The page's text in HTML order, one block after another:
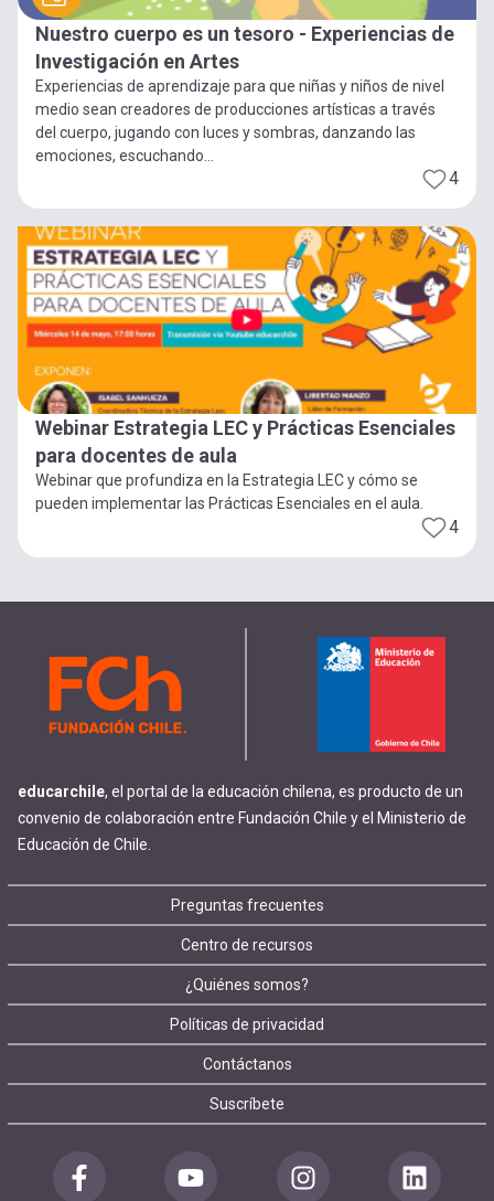
Nuestro cuerpo es un tesoro - Experiencias de
Investigación en Artes
Experiencias de aprendizaje para que niñas y niños de nivel
medio sean creadores de producciones artísticas a través
del cuerpo, jugando con luces y sombras, danzando las
emociones, escuchando...
4
Webinar Estrategia LEC y Prácticas Esenciales
para docentes de aula
Webinar que profundiza en la Estrategia LEC y cómo se
pueden implementar las Prácticas Esenciales en el aula.
4
educarchile, el portal de la educación chilena, es producto de un
convenio de colaboración entre Fundación Chile y el Ministerio de
Educación de Chile.
Footer
menu
Preguntas frecuentes
Centro de recursos
¿Quiénes somos?
Políticas de privacidad
Contáctanos
Suscríbete
Redes